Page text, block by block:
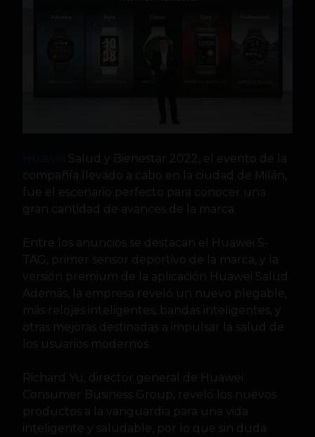
Salud y Bienestar 2022, el evento de la
compañía llevado a cabo en la ciudad de Milán,
fue el escenario perfecto para conocer una
gran cantidad de avances de la marca.
Entre los anuncios se destacan el Huawei S-
TAG, primer sensor deportivo de la marca, y la
versión premium de la aplicación Huawei Salud.
Además, la empresa reveló un nuevo plegable,
más relojes inteligentes, bandas inteligentes, y
otras mejoras destinadas a impulsar la salud de
los usuarios modernos.
Richard Yu, director general de Huawei
Consumer Business Group, reveló los nuevos
productos a la vanguardia para una vida
inteligente y saludable, por lo que sin duda